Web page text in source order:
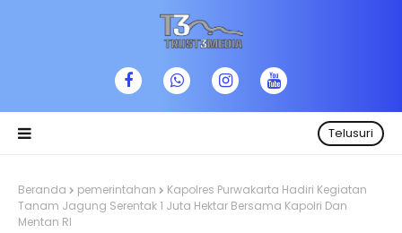
Telusuri
Beranda pemerintahan
Kapolres Purwakarta Hadiri Kegiatan
Tanam Jagung Serentak 1 Juta Hektar Bersama Kapolri Dan
Mentan RI